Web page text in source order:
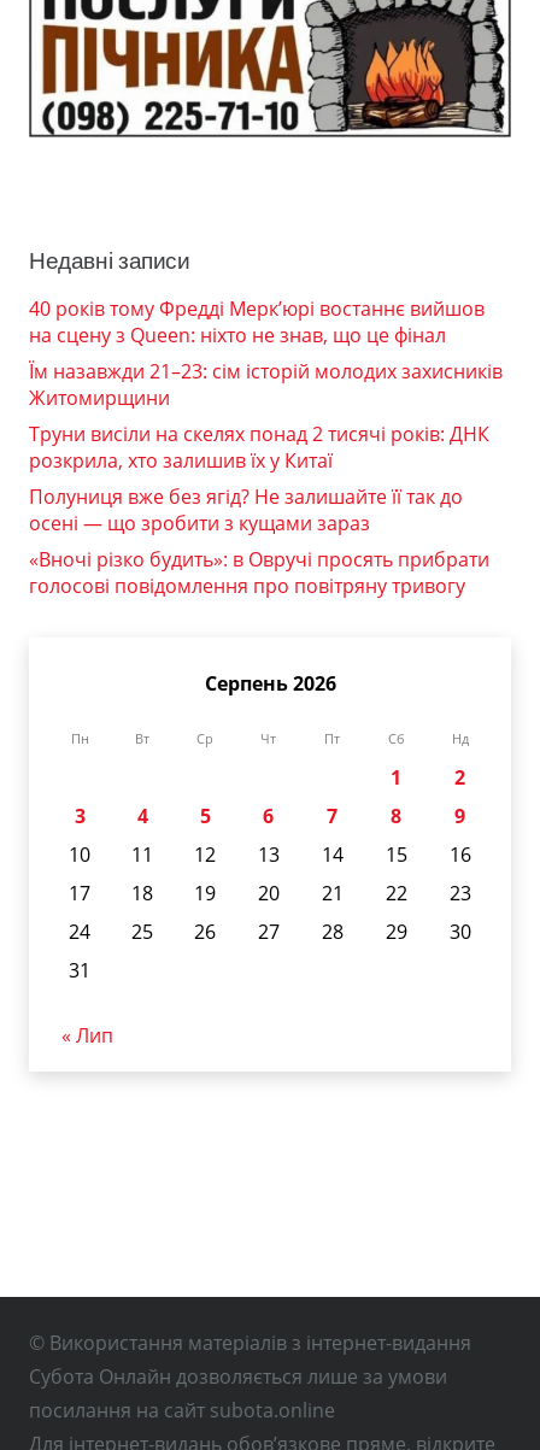
Недавні записи
40 років тому Фредді Мерк’юрі востаннє вийшов
на сцену з Queen: ніхто не знав, що це фінал
Їм назавжди 21–23: сім історій молодих захисників
Житомирщини
Труни висіли на скелях понад 2 тисячі років: ДНК
розкрила, хто залишив їх у Китаї
Полуниця вже без ягід? Не залишайте її так до
осені — що зробити з кущами зараз
«Вночі різко будить»: в Овручі просять прибрати
голосові повідомлення про повітряну тривогу
Серпень 2026
Пн Вт Ср Чт Пт Сб Нд
1
2
3
4 5 6 7 8
9
10
11 12 13 14 15
16
17
18 19 20 21 22
23
24
25 26 27 28 29
30
31
« Лип
© Використання матеріалів з інтернет-видання
Субота Онлайн дозволяється лише за умови
посилання на сайт subota.online
Для інтернет-видань обов’язкове пряме, відкрите